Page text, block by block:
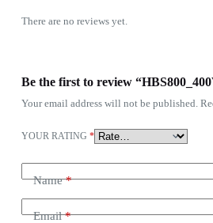
There are no reviews yet.
Be the first to review
Your email address will not be published.
YOUR RATING *
Name*
Email*